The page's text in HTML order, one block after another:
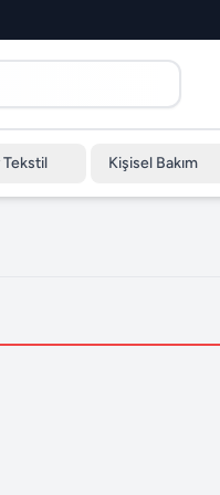
Tekstil Kişisel Bakım